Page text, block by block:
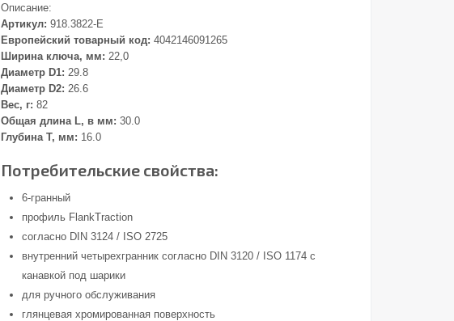
Описание:
Артикул: 918.3822-E
Европейский товарный код: 4042146091265
Ширина ключа, мм: 22,0
Диаметр D1: 29.8
Диаметр D2: 26.6
Вес, г: 82
Общая длина L, в мм: 30.0
Глубина Т, мм: 16.0
Потребительские свойства:
6-гранный
профиль FlankTraction
согласно DIN 3124 / ISO 2725
внутренний четырехгранник согласно DIN 3120 / ISO 1174 с
канавкой под шарики
для ручного обслуживания
глянцевая хромированная поверхность